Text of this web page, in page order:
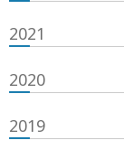
2021
2020
2019